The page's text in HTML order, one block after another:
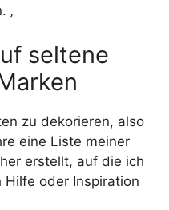
‚
seltene
zu dekorieren, also
eine Liste meiner
erstellt, auf die ich
oder Inspiration